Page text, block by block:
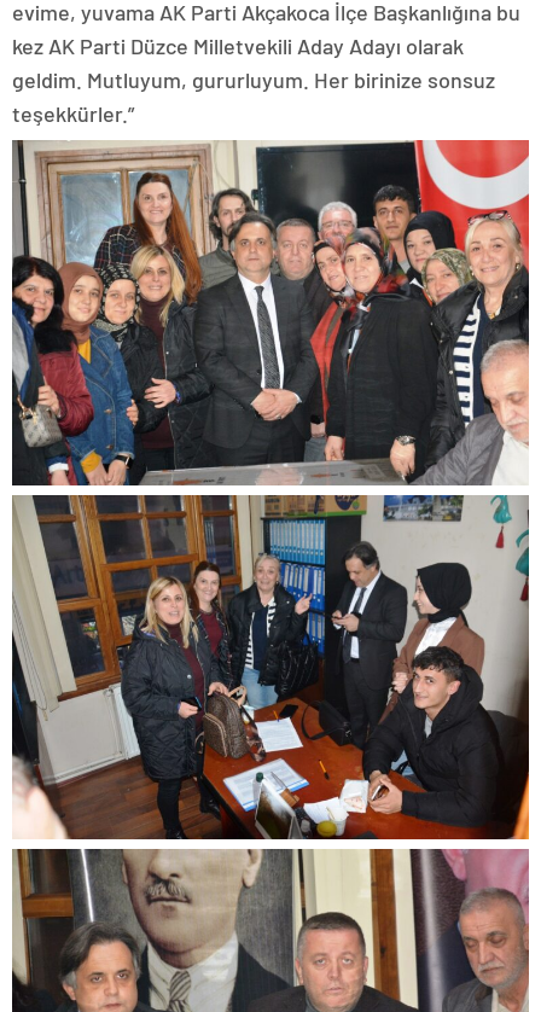
evime, yuvama AK Parti Akçakoca İlçe Başkanlığına bu
kez AK Parti Düzce Milletvekili Aday Adayı olarak
geldim. Mutluyum, gururluyum. Her birinize sonsuz
teşekkürler.”